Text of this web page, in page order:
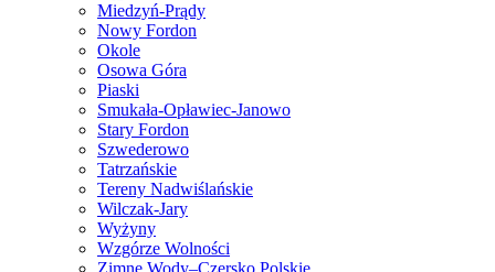
Miedzyń-Prądy
Nowy Fordon
Okole
Osowa Góra
Piaski
Smukała-Opławiec-Janowo
Stary Fordon
Szwederowo
Tatrzańskie
Tereny Nadwiślańskie
Wilczak-Jary
Wyżyny
Wzgórze Wolności
Zimne Wody–Czersko Polskie